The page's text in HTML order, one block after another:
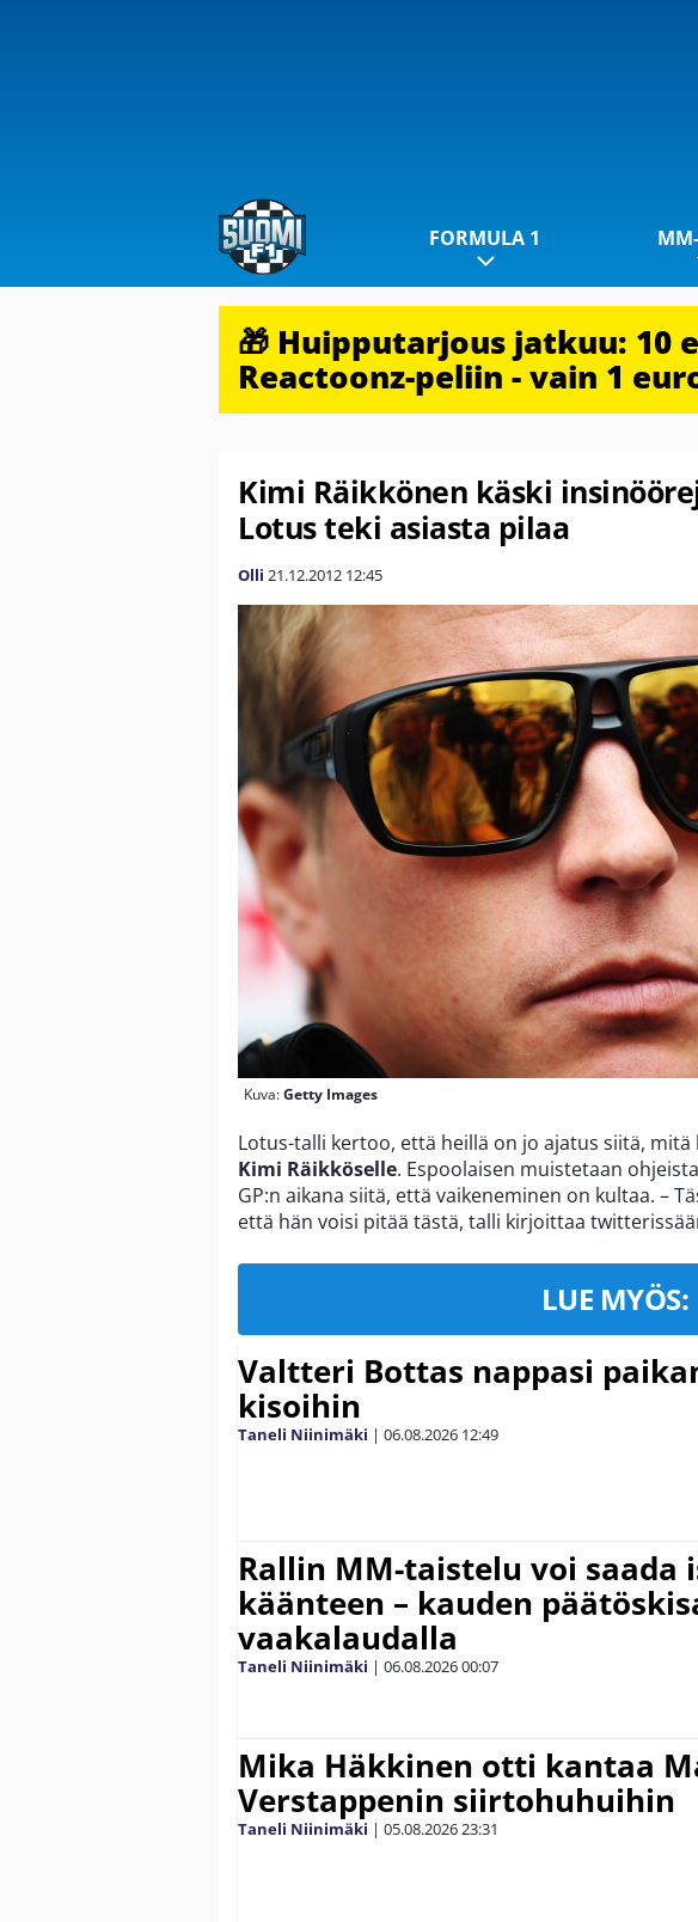
FORMULA 1
🎁 Huipputarjous jatkuu: 10
Reactoonz-peliin - vain 1
Kimi Räikkönen käski
Lotus teki asiasta pilaa
Olli 21.12.2012 12:45
Kuva:Getty Images
Lotus-talli kertoo, että heillä on jo ajatus siitä,
Kimi Räikköselle. Espoolaisen muistetaan
GP:n aikana siitä, että vaikeneminen on kultaa. –
että hän voisi pitää tästä, talli kirjoittaa
LUE MYÖS:
Valtteri Bottas nappasi
kisoihin
Taneli Niinimäki | 06.08.2026 12:49
Rallin MM-taistelu voi saada
käänteen – kauden
vaakalaudalla
Taneli Niinimäki | 06.08.202600:07
Mika Häkkinen otti kantaa
Verstappenin siirtohuhuihin
Taneli Niinimäki | 05.08.202623:31